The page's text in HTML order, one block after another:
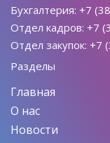
Бухгалтерия: +7
Отдел кадров: +7
Отдел закупок: +7
Разделы
Главная
О нас
Новости